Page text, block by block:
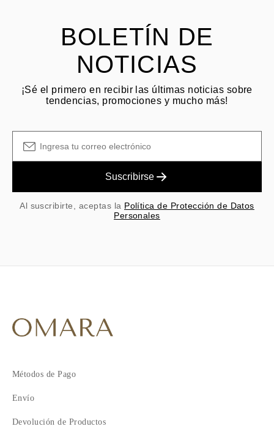
BOLETÍN DE
NOTICIAS
¡Sé el primero en recibir las últimas noticias sobre
tendencias, promociones y mucho más!
Suscribirse
Al suscribirte, aceptas la Política de Protección de Datos
Personales
Métodos de Pago
Envío
Devolución de Productos